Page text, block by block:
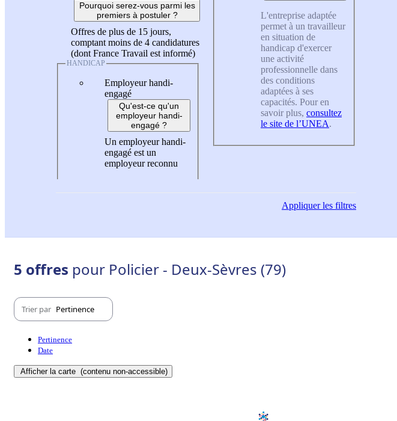
Pourquoi serez-vous parmi les
premiers à postuler ?
Offres de plus de 15 jours,
comptant moins de 4 candidatures
(dont France Travail est informé)
HANDICAP
Employeur handi-
engagé
Qu'est-ce qu'un
employeur handi-
engagé ?
Un employeur handi-
engagé est un
employeur reconnu
L'entreprise adaptée
permet à un travailleur
en situation de
handicap d'exercer
une activité
professionnelle dans
des conditions
adaptées à ses
capacités. Pour en
savoir plus, consultez
le site de l’UNEA.
Appliquerles filtres
5 offres pour Policier - Deux-Sèvres (79)
Trier par Pertinence
Pertinence
Date
Afficher la carte (contenu non-accessible)